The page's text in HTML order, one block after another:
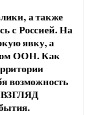
а также
с Россией. На
явку, а
ООН. Как
возможность
ВЗГЛЯД